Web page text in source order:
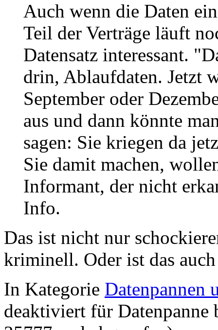
Auch wenn die Daten
Teil der Verträge läuft
Datensatz interessant.
drin, Ablaufdaten. Jetzt
September oder
aus und dann könnte
sagen: Sie kriegen da
Sie damit machen,
Informant, der nicht
Info.
Das ist nicht nur
kriminell. Oder ist das
In Kategorie Datenpannen
deaktiviert für Datenpanne